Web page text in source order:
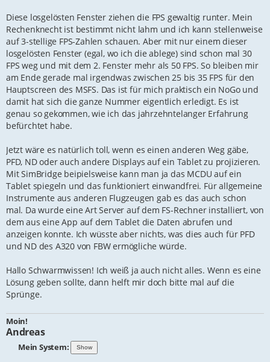
Diese losgelösten Fenster ziehen die FPS gewaltig runter. Mein
Rechenknecht ist bestimmt nicht lahm und ich kann stellenweise
auf 3-stellige FPS-Zahlen schauen. Aber mit nur einem dieser
losgelösten Fenster (egal, wo ich die ablege) sind schon mal 30
FPS weg und mit dem 2. Fenster mehr als 50 FPS. So bleiben mir
am Ende gerade mal irgendwas zwischen 25 bis 35 FPS für den
Hauptscreen des MSFS. Das ist für mich praktisch ein NoGo und
damit hat sich die ganze Nummer eigentlich erledigt. Es ist
genau so gekommen, wie ich das jahrzehntelanger Erfahrung
befürchtet habe.
Jetzt wäre es natürlich toll, wenn es einen anderen Weg gäbe,
PFD, ND oder auch andere Displays auf ein Tablet zu projizieren.
Mit SimBridge beipielsweise kann man ja das MCDU auf ein
Tablet spiegeln und das funktioniert einwandfrei. Für allgemeine
Instrumente aus anderen Flugzeugen gab es das auch schon
mal. Da wurde eine Art Server auf dem FS-Rechner installiert, von
dem aus eine App auf dem Tablet die Daten abrufen und
anzeigen konnte. Ich wüsste aber nichts, was dies auch für PFD
und ND des A320 von FBW ermögliche würde.
Hallo Schwarmwissen! Ich weiß ja auch nicht alles. Wenn es eine
Lösung geben sollte, dann helft mir doch bitte mal auf die
Sprünge.
Moin!
Andreas
Mein System: